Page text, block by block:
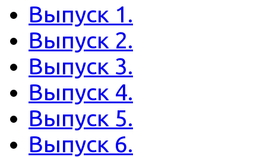
Выпуск 1.
Выпуск 2.
Выпуск 3.
Выпуск 4.
Выпуск 5.
Выпуск 6.